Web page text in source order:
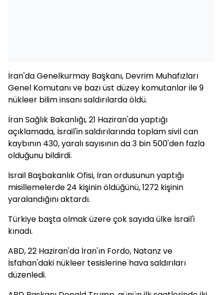
İran'da Genelkurmay Başkanı, Devrim Muhafızları
Genel Komutanı ve bazı üst düzey komutanlar ile 9
nükleer bilim insanı saldırılarda öldü.
İran Sağlık Bakanlığı, 21 Haziran'da yaptığı
açıklamada, İsrail'in saldırılarında toplam sivil can
kaybının 430, yaralı sayısının da 3 bin 500'den fazla
olduğunu bildirdi.
İsrail Başbakanlık Ofisi, İran ordusunun yaptığı
misillemelerde 24 kişinin öldüğünü, 1272 kişinin
yaralandığını aktardı.
Türkiye başta olmak üzere çok sayıda ülke İsrail'i
kınadı.
ABD, 22 Haziran'da İran'ın Fordo, Natanz ve
İsfahan'daki nükleer tesislerine hava saldırıları
düzenledi.